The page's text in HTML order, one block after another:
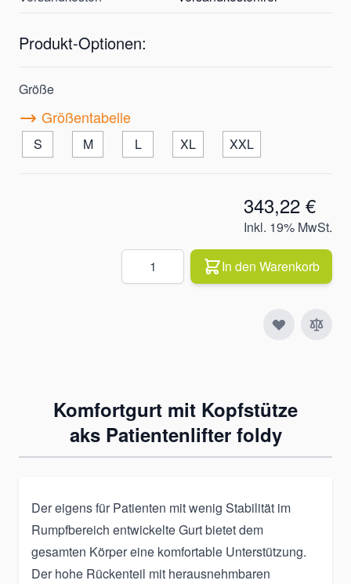
Produkt-Optionen:
Größe
Größentabelle
S M L XL XXL
343,22 €
Inkl. 19% MwSt.
Quantity
In den Warenkorb
Komfortgurt mit Kopfstütze
aks Patientenlifter foldy
Der eigens für Patienten mit wenig Stabilität im
Rumpfbereich entwickelte Gurt bietet dem
gesamten Körper eine komfortable Unterstützung.
Der hohe Rückenteil mit herausnehmbaren